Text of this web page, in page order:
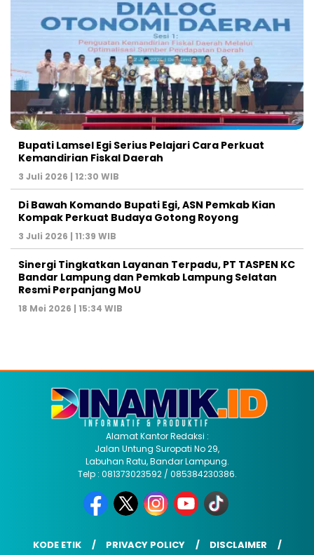
Bupati Lamsel Egi Serius Pelajari Cara Perkuat
Kemandirian Fiskal Daerah
3 Juli 2026 | 12:30 WIB
Di Bawah Komando Bupati Egi, ASN Pemkab Kian
Kompak Perkuat Budaya Gotong Royong
3 Juli 2026 | 11:39 WIB
Sinergi Tingkatkan Layanan Terpadu, PT TASPEN KC
Bandar Lampung dan Pemkab Lampung Selatan
Resmi Perpanjang MoU
18 Mei 2026 | 15:34 WIB
Alamat Kantor Redaksi :
Jalan Untung Suropati No 29,
Labuhan Ratu, Bandar Lampung.
Telp : 081373023592 / 085384230386.
KODE ETIK PRIVACY POLICY DISCLAIMER